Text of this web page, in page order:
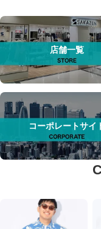
店舗一覧
コーポレートサイ